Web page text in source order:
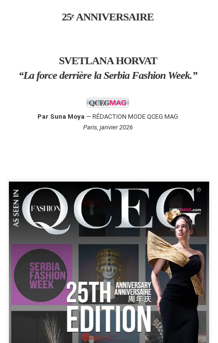
25ᵉ ANNIVERSAIRE
SVETLANA HORVAT
“La force derrière la Serbia Fashion Week.”
Par Suna Moya — RÉDACTION MODE QCEG MAG
Paris, janvier 2026